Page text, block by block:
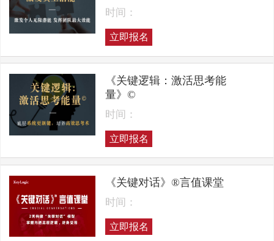
时间：
立即报名
《关键逻辑：激活思考能
量》©
时间：
立即报名
《关键对话》®言值课堂
时间：
立即报名